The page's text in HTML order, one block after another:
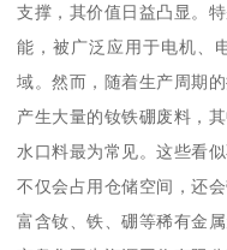
支撑，其价值日益凸显。
能，被广泛应用于电机、
域。然而，随着生产周期
产生大量的钕铁硼废料，
水口料最为常见。这些看
不仅会占用仓储空间，还
富含钕、铁、硼等稀有金